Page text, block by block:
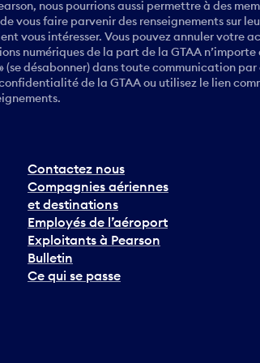
nous pourrions aussi permettre à des
vous faire parvenir des renseignements sur
vous intéresser. Vous pouvez annuler votre
numériques de la part de la GTAA
(se désabonner) dans toute communication
de la GTAA ou utilisez le lien
Contactez nous
Compagnies aériennes
et destinations
Employés de l’aéroport
Exploitants à Pearson
Bulletin
Ce qui se passe